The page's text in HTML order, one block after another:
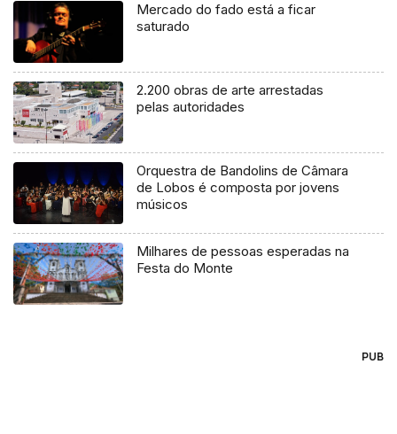
Mercado do fado está a ficar
saturado
2.200 obras de arte arrestadas
pelas autoridades
Orquestra de Bandolins de Câmara
de Lobos é composta por jovens
músicos
Milhares de pessoas esperadas na
Festa do Monte
PUB